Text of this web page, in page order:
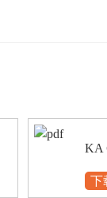
KA
下